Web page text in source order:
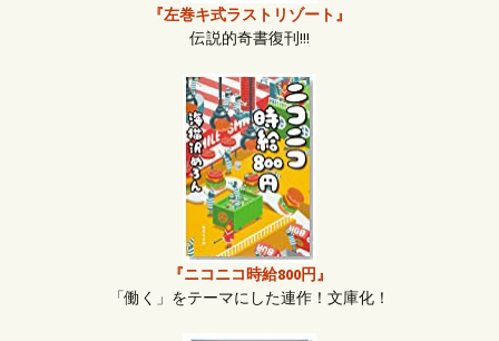
『左巻キ式ラストリゾート』
伝説的奇書復刊!!!
『ニコニコ時給800円』
「働く」をテーマにした連作！文庫化！